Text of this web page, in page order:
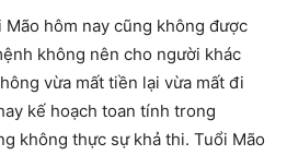
hôm nay cũng không được
không nên cho người khác
vừa mất tiền lại vừa mất đi
kế hoạch toan tính trong
không thực sự khả thi. Tuổi Mão